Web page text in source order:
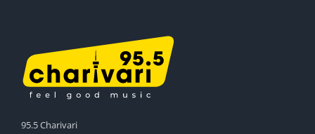
95.5 Charivari